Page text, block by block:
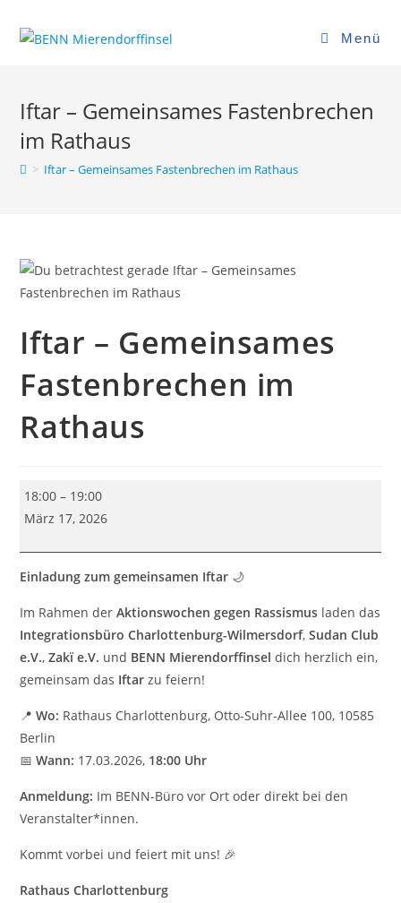
Inhalt
Menü
Iftar – Gemeinsames Fastenbrechen
im Rathaus
> Iftar – Gemeinsames Fastenbrechen im Rathaus
Iftar – Gemeinsames
Fastenbrechen im
Rathaus
Iftar
–
Fastenbrechen
im
18:00 – 19:00
März 17, 2026
Einladung zum gemeinsamen Iftar 🌙
Im Rahmen derAktionswochen gegen Rassismus laden das
Integrationsbüro Charlottenburg-Wilmersdorf,Sudan Club
e.V.,Zakï e.V. und BENN Mierendorffinsel dich herzlich ein,
gemeinsam das Iftar zu feiern!
📍Wo: Rathaus Charlottenburg, Otto-Suhr-Allee 100, 10585
Berlin
📅Wann: 17.03.2026, 18:00 Uhr
Anmeldung: Im BENN-Büro vor Ort oder direkt bei den
Veranstalter*innen.
Kommt vorbei und feiert mit uns! 🎉
Rathaus Charlottenburg